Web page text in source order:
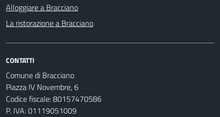
Alloggiare a Bracciano
La ristorazione a Bracciano
CONTATTI
Comune di Bracciano
Piazza IV Novembre, 6
Codice fiscale: 80157470586
P. IVA: 01119051009